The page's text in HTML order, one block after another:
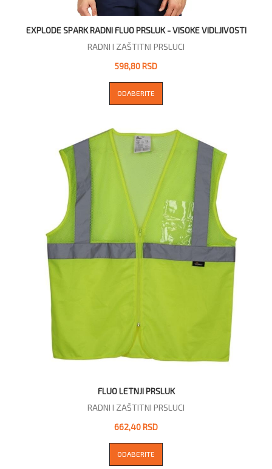
EXPLODE SPARK RADNI FLUO PRSLUK - VISOKE VIDLJIVOSTI
RADNI I ZAŠTITNI PRSLUCI
598,80 RSD
ODABERITE
FLUO LETNJI PRSLUK
RADNI I ZAŠTITNI PRSLUCI
662,40 RSD
ODABERITE